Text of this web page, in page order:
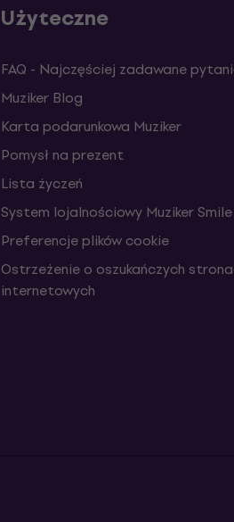
Użyteczne
FAQ - Najczęściej zadawane
Muziker Blog
Karta podarunkowa Muziker
Pomysł na prezent
Lista życzeń
System lojalnościowy Muziker Smile
Preferencje plików cookie
Ostrzeżenie o oszukańczych
internetowych